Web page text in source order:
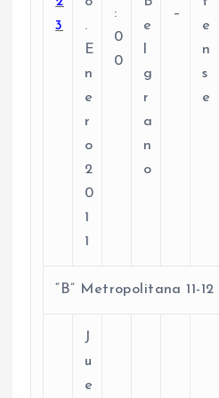
3
.
E
n
e
r
o
2
0
1
1
:
0
0
e
g
r
a
n
o
–
e
n
s
e
“B” Metropolitana 11-12
J
u
e